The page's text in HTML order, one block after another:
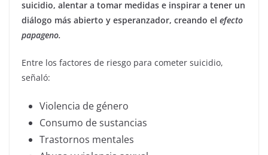
suicidio, alentar a tomar medidas e inspirar a tener un
diálogo más abierto y esperanzador, creando el efecto
papageno.
Entre los factores de riesgo para cometer suicidio,
señaló:
Violencia de género
Consumo de sustancias
Trastornos mentales